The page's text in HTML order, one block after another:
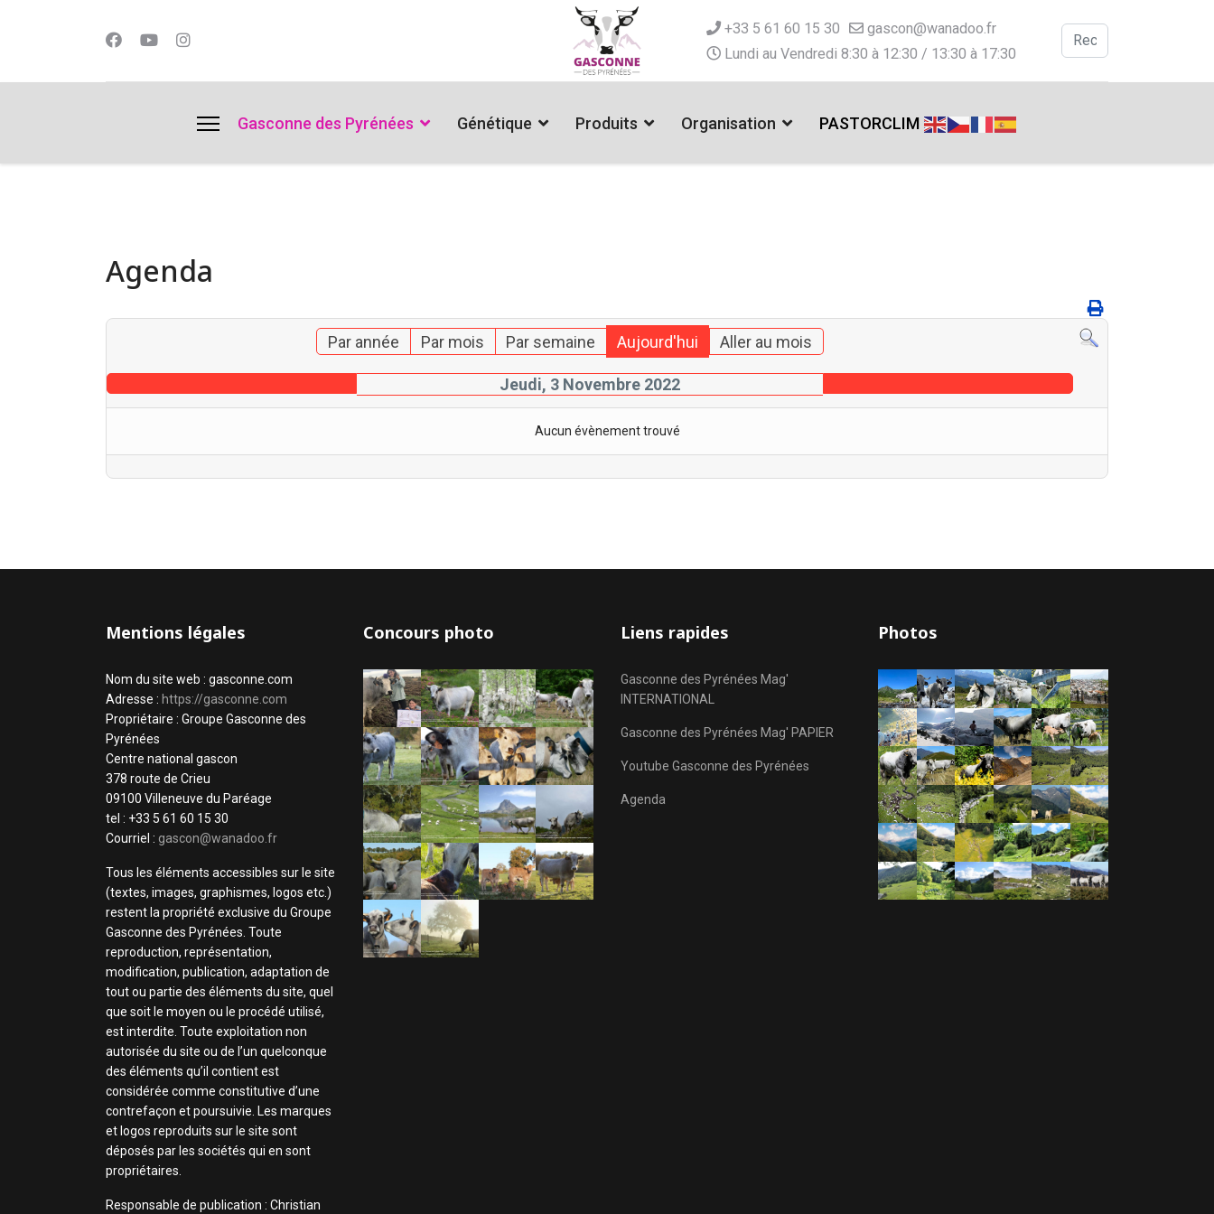
+33 5 61 60 15 30
gascon@wanadoo.fr
Lundi au Vendredi 8:30 à 12:30 / 13:30 à 17:30
Valider
Gasconne des Pyrénées Génétique Produits Organisation PASTORCLIM
Agenda
Par année Par mois Par semaine Aujourd'hui Aller au mois
Jeudi, 3 Novembre 2022
Aucun évènement trouvé
Mentions légales
Nom du site web : gasconne.com
Adresse : https://gasconne.com
Propriétaire : Groupe Gasconne des
Pyrénées
Centre national gascon
378 route de Crieu
09100 Villeneuve du Paréage
tel : +33 5 61 60 15 30
Courriel : gascon@wanadoo.fr
Tous les éléments accessibles sur le site
(textes, images, graphismes, logos etc.)
restent la propriété exclusive du Groupe
Gasconne des Pyrénées. Toute
reproduction, représentation,
modification, publication, adaptation de
tout ou partie des éléments du site, quel
que soit le moyen ou le procédé utilisé,
est interdite. Toute exploitation non
autorisée du site ou de l’un quelconque
des éléments qu’il contient est
considérée comme constitutive d’une
contrefaçon et poursuivie. Les marques
et logos reproduits sur le site sont
déposés par les sociétés qui en sont
propriétaires.
Responsable de publication : Christian
Concours photo Liens rapides
Gasconne des Pyrénées Mag'
INTERNATIONAL
Gasconne des Pyrénées Mag' PAPIER
Youtube Gasconne des Pyrénées
Agenda
Photos